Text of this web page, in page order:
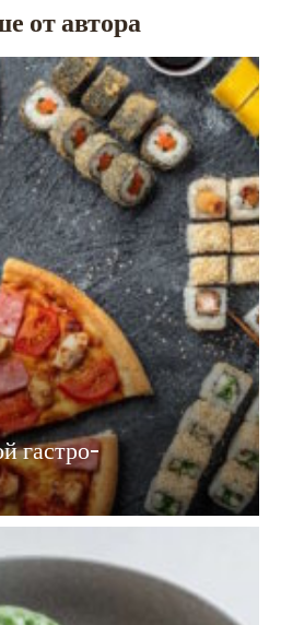
от автора
гастро-